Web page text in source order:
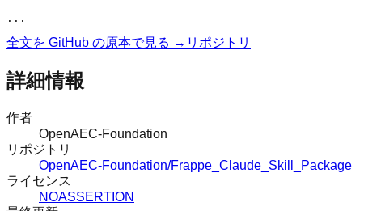
全文を GitHub の原本で見る → リポジトリ
詳細情報
作者
OpenAEC-Foundation
リポジトリ
OpenAEC-Foundation/Frappe_Claude_Skill_Package
ライセンス
NOASSERTION